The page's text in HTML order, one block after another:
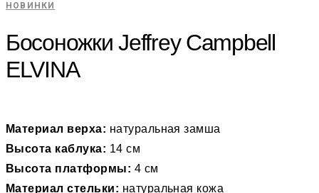
НОВИНКИ
Босоножки Jeffrey Campbell
ELVINA
Материал верха: натуральная замша
Высота каблука: 14 см
Высота платформы: 4 см
Материал стельки: натуральная кожа